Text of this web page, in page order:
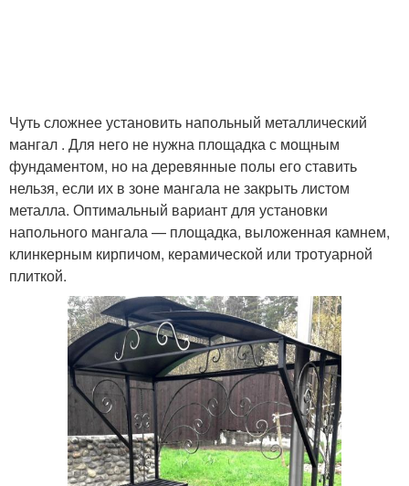
Чуть сложнее установить напольный металлический
мангал . Для него не нужна площадка с мощным
фундаментом, но на деревянные полы его ставить
нельзя, если их в зоне мангала не закрыть листом
металла. Оптимальный вариант для установки
напольного мангала — площадка, выложенная камнем,
клинкерным кирпичом, керамической или тротуарной
плиткой.